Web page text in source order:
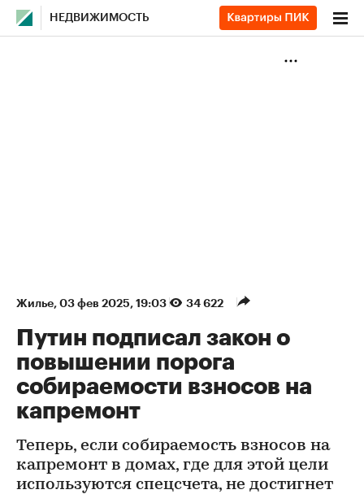
НЕДВИЖИМОСТЬ
Жилье⁠, 03 фев 2025, 19:03 34 622
Путин подписал закон о
повышении порога
собираемости взносов на
капремонт
Теперь, если собираемость взносов на
капремонт в домах, где для этой цели
используются спецсчета, не достигнет